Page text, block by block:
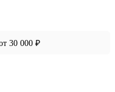
30 000 ₽